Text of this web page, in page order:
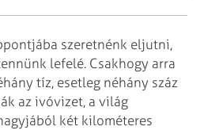
szeretnénk eljutni,
lefelé. Csakhogy arra
tíz, esetleg néhány száz
az ivóvizet, a világ
két kilométeres